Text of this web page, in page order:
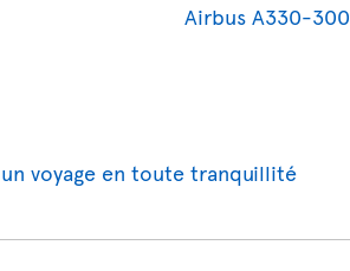
Airbus A330-300
voyage en toute tranquillité